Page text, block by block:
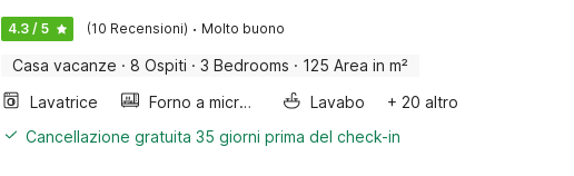
4.3 / 5 (10 Recensioni) · Molto buono
Casa vacanze · 8 Ospiti · 3 Bedrooms · 125 Area in m²
Lavatrice
Forno a microonde combinato Lavabo
+ 20 altro
Cancellazione gratuita 35 giorni prima del check-in